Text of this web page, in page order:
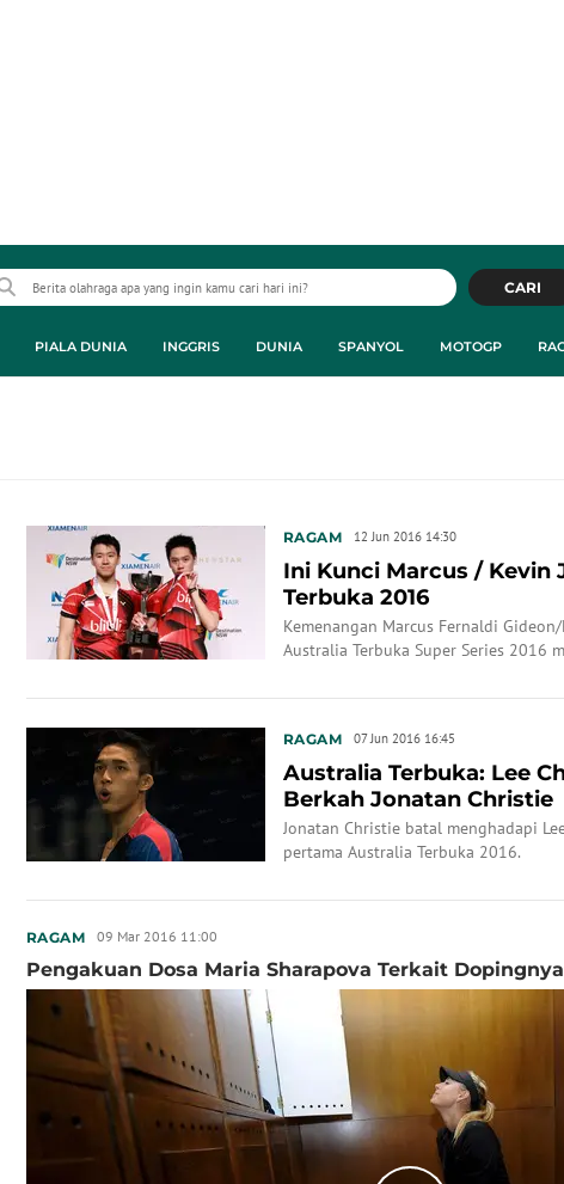
CARI
PIALA DUNIA INGGRIS DUNIA SPANYOL MOTOGP
RAGAM 12 Jun 2016 14:30
Ini Kunci Marcus / Kevin
Terbuka 2016
Kemenangan Marcus Fernaldi
Australia Terbuka Super Series 2016
RAGAM 07 Jun 2016 16:45
Australia Terbuka: Lee
Berkah Jonatan Christie
Jonatan Christie batal menghadapi
pertama Australia Terbuka 2016.
RAGAM 09 Mar 2016 11:00
Pengakuan Dosa Maria Sharapova Terkait Dopingnya